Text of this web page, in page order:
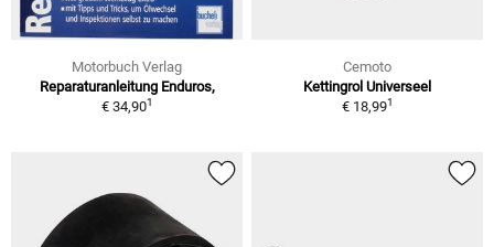
Motorbuch Verlag
Reparaturanleitung Enduros,
€ 34,901
Cemoto
Kettingrol Universeel
€ 18,991